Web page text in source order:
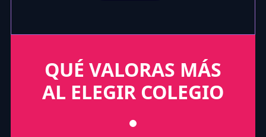
QUÉ VALORAS MÁS
AL ELEGIR COLEGIO